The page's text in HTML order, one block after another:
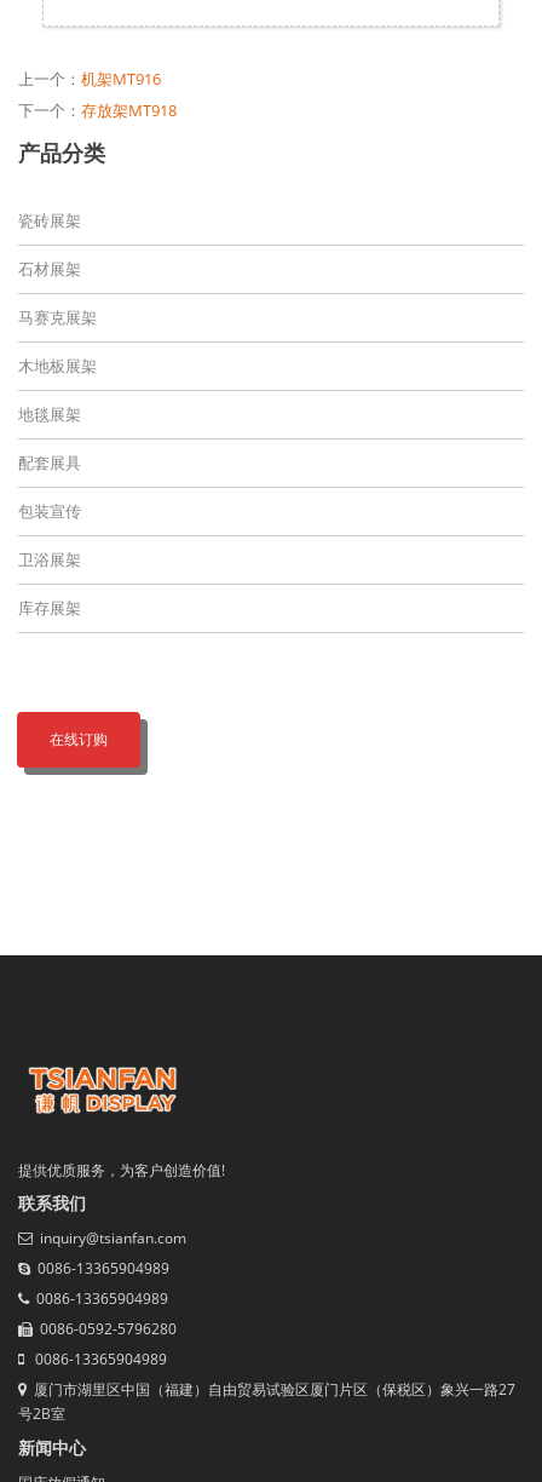
上一个： 机架MT916
下一个： 存放架MT918
产品分类
瓷砖展架
石材展架
马赛克展架
木地板展架
地毯展架
配套展具
包装宣传
卫浴展架
库存展架
在线订购
提供优质服务，为客户创造价值!
联系我们
inquiry@tsianfan.com
0086-13365904989
0086-13365904989
0086-0592-5796280
0086-13365904989
厦门市湖里区中国（福建）自由贸易试验区厦门片区（保税区）象兴一路27
号2B室
新闻中心